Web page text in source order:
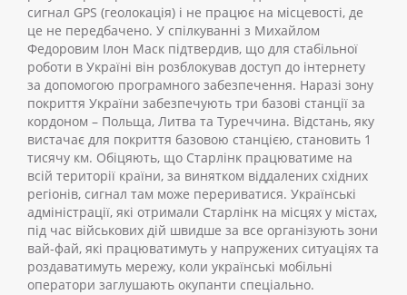
сигнал GPS (геолокація) і не працює на місцевості, де
це не передбачено. У спілкуванні з Михайлом
Федоровим Ілон Маск підтвердив, що для стабільної
роботи в Україні він розблокував доступ до інтернету
за допомогою програмного забезпечення. Наразі зону
покриття України забезпечують три базові станції за
кордоном – Польща, Литва та Туреччина. Відстань, яку
вистачає для покриття базовою станцією, становить 1
тисячу км. Обіцяють, що Старлінк працюватиме на
всій території країни, за винятком віддалених східних
регіонів, сигнал там може перериватися. Українські
адміністрації, які отримали Старлінк на місцях у містах,
під час військових дій швидше за все організують зони
вай-фай, які працюватимуть у напружених ситуаціях та
роздаватимуть мережу, коли українські мобільні
оператори заглушають окупанти спеціально.